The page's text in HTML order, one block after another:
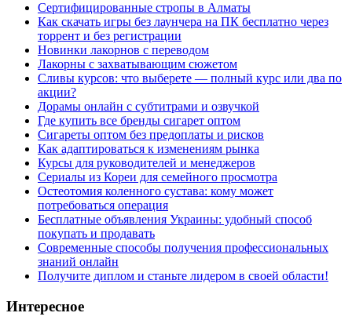
Сертифицированные стропы в Алматы
Как скачать игры без лаунчера на ПК бесплатно через
торрент и без регистрации
Новинки лакорнов с переводом
Лакорны с захватывающим сюжетом
Сливы курсов: что выберете — полный курс или два по
акции?
Дорамы онлайн с субтитрами и озвучкой
Где купить все бренды сигарет оптом
Сигареты оптом без предоплаты и рисков
Как адаптироваться к изменениям рынка
Курсы для руководителей и менеджеров
Сериалы из Кореи для семейного просмотра
Остеотомия коленного сустава: кому может
потребоваться операция
Бесплатные объявления Украины: удобный способ
покупать и продавать
Современные способы получения профессиональных
знаний онлайн
Получите диплом и станьте лидером в своей области!
Интересное